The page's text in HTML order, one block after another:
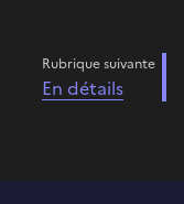
Rubrique suivante
En détails